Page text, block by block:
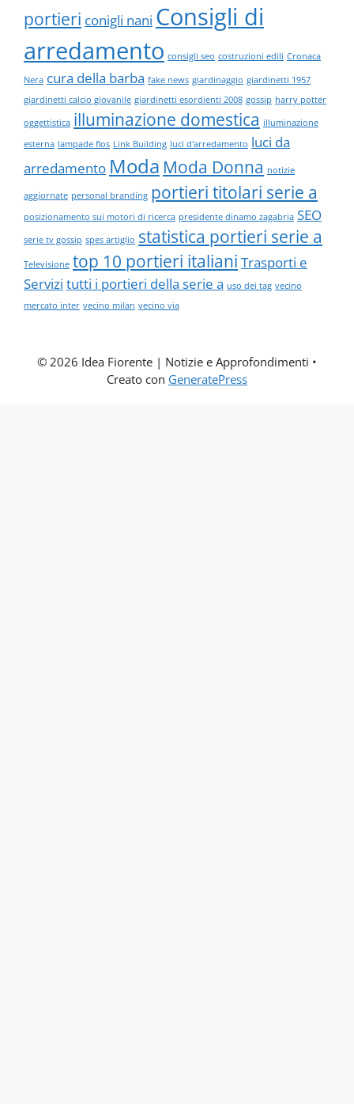
portieri conigli nani Consigli di
arredamento consigli seo costruzioni edili Cronaca
Nera cura della barba fake news giardinaggio giardinetti 1957
giardinetti calcio giovanile giardinetti esordienti 2008 gossip harry potter
oggettistica illuminazione domestica illuminazione
esterna lampade flos Link Building luci d'arredamento luci da
arredamento Moda Moda Donna notizie
aggiornate personal branding portieri titolari serie a
posizionamento sui motori di ricerca presidente dinamo zagabria SEO
serie tv gossip spes artiglio statistica portieri serie a
Televisione top 10 portieri italiani Trasporti e
Servizi tutti i portieri della serie a uso dei tag vecino
mercato inter vecino milan vecino via
© 2026 Idea Fiorente | Notizie e Approfondimenti •
Creato con GeneratePress